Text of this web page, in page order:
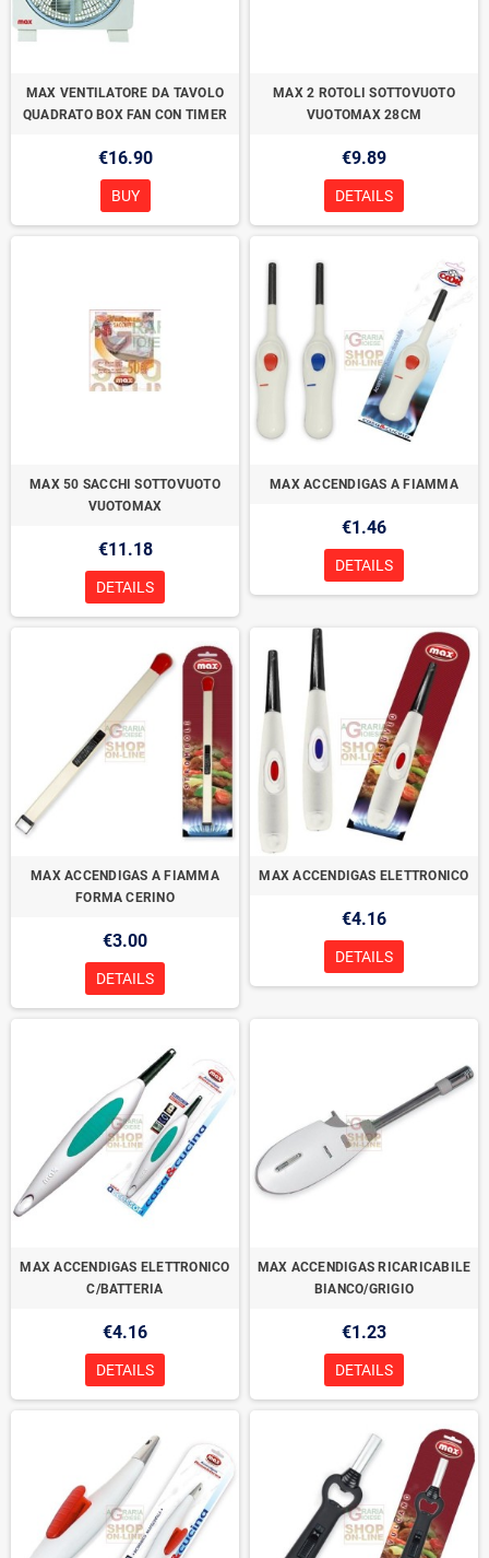
MAX VENTILATORE DA TAVOLO
QUADRATO BOX FAN CON TIMER
€16.90
BUY
MAX 2 ROTOLI SOTTOVUOTO
VUOTOMAX 28CM
€9.89
DETAILS
MAX 50 SACCHI SOTTOVUOTO
VUOTOMAX
€11.18
DETAILS
MAX ACCENDIGAS A FIAMMA
€1.46
DETAILS
MAX ACCENDIGAS A FIAMMA
FORMA CERINO
€3.00
DETAILS
MAX ACCENDIGAS ELETTRONICO
€4.16
DETAILS
MAX ACCENDIGAS ELETTRONICO
C/BATTERIA
€4.16
DETAILS
MAX ACCENDIGAS RICARICABILE
BIANCO/GRIGIO
€1.23
DETAILS